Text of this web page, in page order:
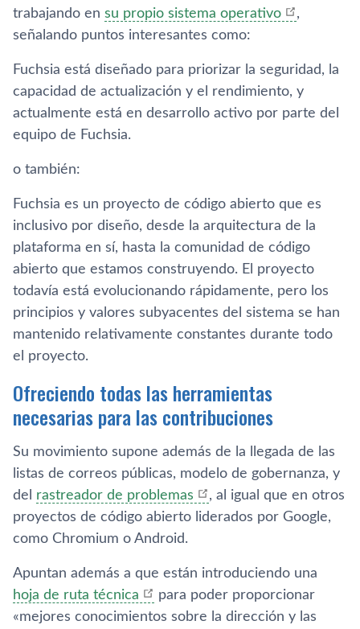
trabajando en su propio sistema operativo
,
señalando puntos interesantes como:
Fuchsia está diseñado para priorizar la seguridad, la
capacidad de actualización y el rendimiento, y
actualmente está en desarrollo activo por parte del
equipo de Fuchsia.
o también:
Fuchsia es un proyecto de código abierto que es
inclusivo por diseño, desde la arquitectura de la
plataforma en sí, hasta la comunidad de código
abierto que estamos construyendo. El proyecto
todavía está evolucionando rápidamente, pero los
principios y valores subyacentes del sistema se han
mantenido relativamente constantes durante todo
el proyecto.
Ofreciendo todas las herramientas
necesarias para las contribuciones
Su movimiento supone además de la llegada de las
listas de correos públicas, modelo de gobernanza, y
del rastreador de problemas
, al igual que en otros
proyectos de código abierto liderados por Google,
como Chromium o Android.
Apuntan además a que están introduciendo una
hoja de ruta técnica
para poder proporcionar
«mejores conocimientos sobre la dirección y las